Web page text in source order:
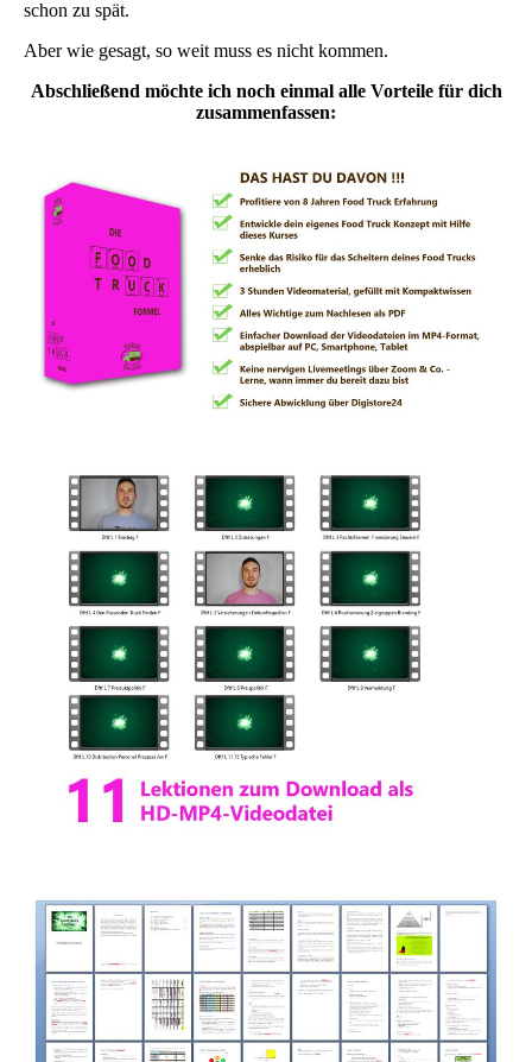
schon zu spät.
Aber wie gesagt, so weit muss es nicht kommen.
Abschließend möchte ich noch einmal alle Vorteile für dich
zusammenfassen: